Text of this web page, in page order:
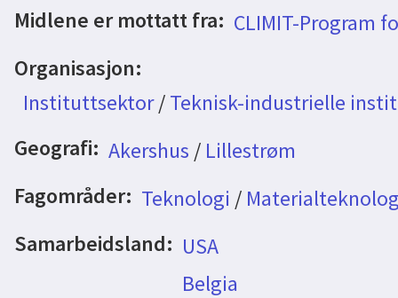
Midlene er mottatt fra: CLIMIT-Program
Organisasjon:
Instituttsektor/Teknisk-industrielle
Geografi: Akershus / Lillestrøm
Fagområder: Teknologi /
Samarbeidsland: USA
Belgia